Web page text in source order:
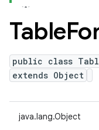
Table
public class
extends Object
java.lang.Object